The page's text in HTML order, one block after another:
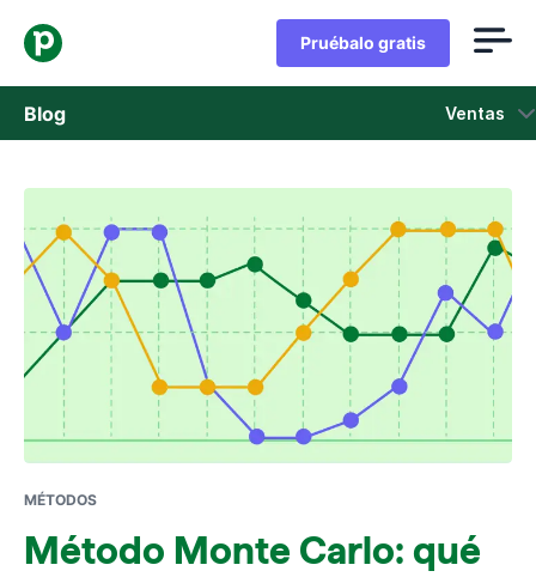
Pruébalo gratis
Blog Ventas
Ventas
Marketing
Actualizaciones de Producto
Casos de estudio
Se abre en una nueva ventana
MÉTODOS
Método Monte Carlo: qué